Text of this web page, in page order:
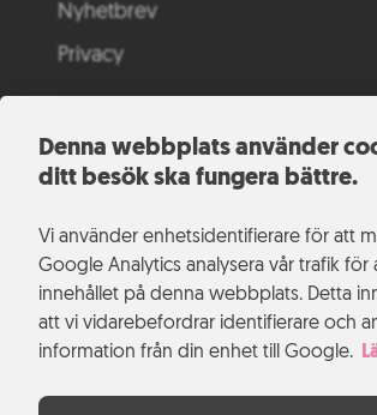
Denna webbplats använder
ditt besök ska fungera bättre.
Vi använder enhetsidentifierare för att
Google Analytics analysera vår trafik
innehållet på denna webbplats. Detta
att vi vidarebefordrar identifierare och
information från din enhet till Google.
Nyhetbrev
Privacy